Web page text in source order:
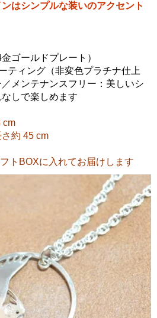
はシンプルな装いのアクセント
ゴールドプレート）
ティング（非変色プラチナ仕上
メンテナンスフリー：美しいシ
しで楽しめます
cm
45 cm
トBOXに入れてお届けします